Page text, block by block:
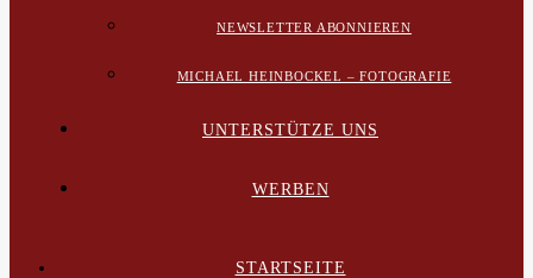
NEWSLETTER ABONNIEREN
MICHAEL HEINBOCKEL – FOTOGRAFIE
UNTERSTÜTZE UNS
WERBEN
STARTSEITE